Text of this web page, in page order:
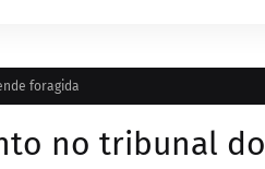
foragida
no tribunal do